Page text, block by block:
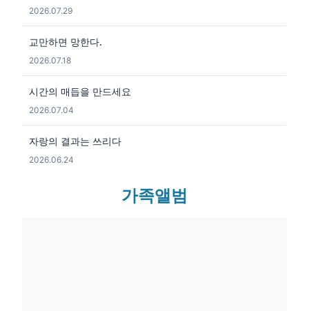
2026.07.29
교만하면 망한다.
2026.07.18
시간의 매듭을 만드세요
2026.07.04
자랑의 결과는 쓰리다
2026.06.24
가족앨범